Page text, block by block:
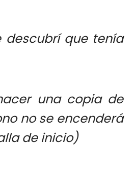
descubrí que tenía
una copia de
no se encenderá
de inicio)